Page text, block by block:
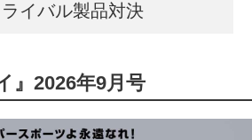
イバル製品対決
』2026年9月号